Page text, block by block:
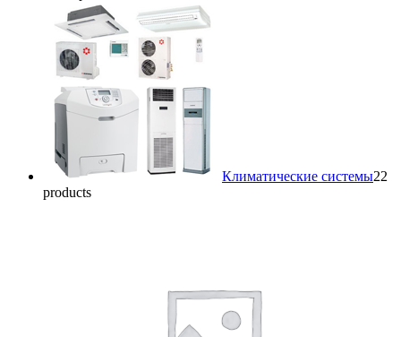
Климатические системы22
products